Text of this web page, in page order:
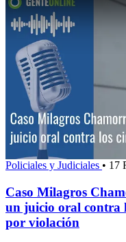
Policiales y Judiciales • 17
Caso Milagros
un juicio oral contra
por violación